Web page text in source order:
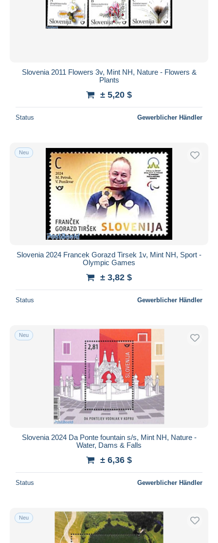
Slovenia 2011 Flowers 3v, Mint NH, Nature - Flowers &
Plants
± 5,20 $
Status Gewerblicher Händler
Neu
Slovenia 2024 Francek Gorazd Tirsek 1v, Mint NH, Sport -
Olympic Games
± 3,82 $
Status Gewerblicher Händler
Neu
Slovenia 2024 Da Ponte fountain s/s, Mint NH, Nature -
Water, Dams & Falls
± 6,36 $
Status Gewerblicher Händler
Neu